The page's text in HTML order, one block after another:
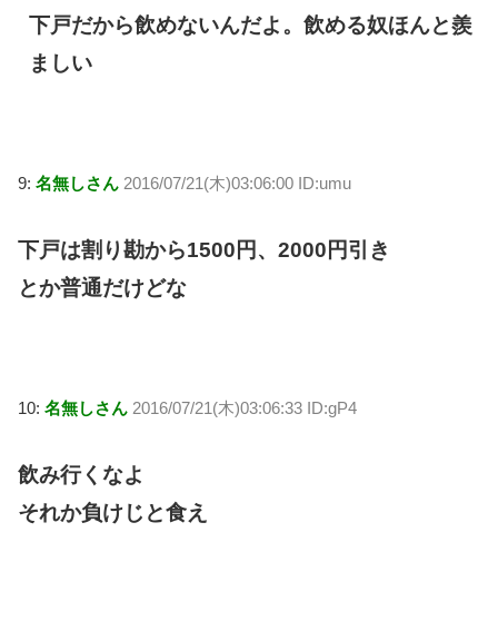
下戸だから飲めないんだよ。飲める奴ほんと羨
ましい
9: 名無しさん 2016/07/21(木)03:06:00 ID:umu
下戸は割り勘から1500円、2000円引き
とか普通だけどな
10: 名無しさん 2016/07/21(木)03:06:33 ID:gP4
飲み行くなよ
それか負けじと食え